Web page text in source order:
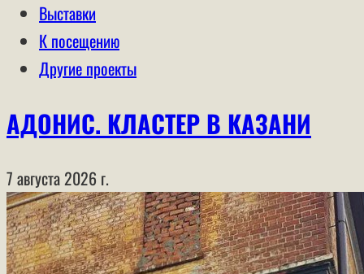
Выставки
К посещению
Другие проекты
АДОНИС. КЛАСТЕР В КАЗАНИ
7 августа 2026 г.